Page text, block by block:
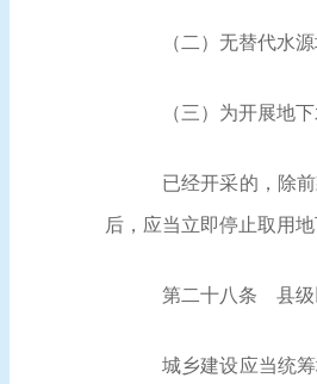
（二）无替代水
（三）为开展地
已经开采的，除
后，应当立即停止取用地
第二十八条 县级
城乡建设应当统